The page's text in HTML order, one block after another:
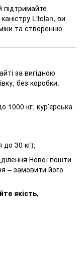
підтримайте
Litolan, ви
та створенню
за вигідною
без коробки.
1000 кг, кур’єрська
до 30 кг);
Нової пошти
– замовити його
якість,